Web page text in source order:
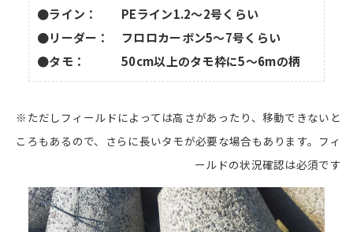
●ライン： PEライン1.2～2号くらい
●リーダー： フロロカーボン5～7号くらい
●タモ： 50cm以上のタモ枠に5～6mの柄
※ただしフィールドによっては高さがあったり、移動できないと
ころもあるので、さらに長いタモが必要な場合もあります。フィ
ールドの状況確認は必須です